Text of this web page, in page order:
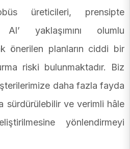
üreticileri, prensipte
Al’ yaklaşımını olumlu
önerilen planların ciddi bir
riski bulunmaktadır. Biz
daha fazla fayda
sürdürülebilir ve verimli hâle
yönlendirmeyi